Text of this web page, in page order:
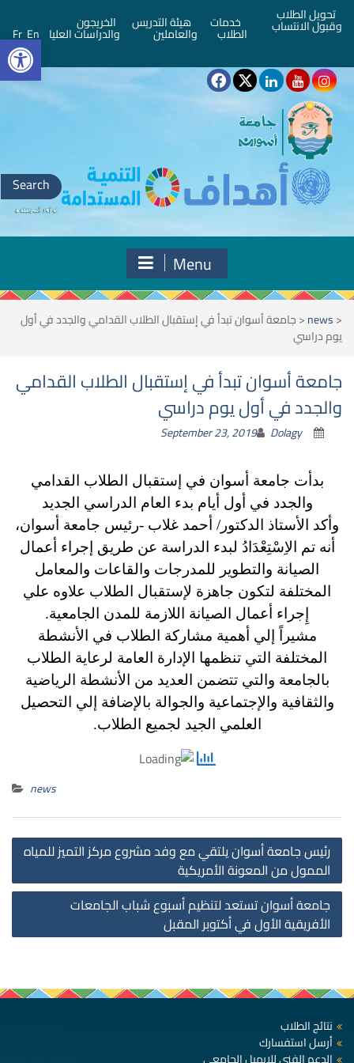
تحويل الطلاب
وقبول الانتساب خدمات
الطلاب
هيئة التدريس
والعاملين
الخريجون
والدراسات العليا En
Fr
Search
for:
Menu
<
news
<جامعة أسوان تبدأ في إستقبال الطلاب القدامي والجدد في أول
يوم دراسي
جامعة أسوان تبدأ في إستقبال الطلاب القدامي
والجدد في أول يوم دراسي
September 23, 2019 Dolagy
بدأت جامعة أسوان في إستقبال الطلاب القدامي
والجدد في أول أيام بدء العام الدراسي الجديد
وأكد الأستاذ الدكتور/ أحمد غلاب -رئيس جامعة أسوان،
أنه تم الاِسْتِعْدَادُ لبدء الدراسة عن طريق إجراء أعمال
الصيانة والتطوير للمدرجات والقاعات والمعامل
المختلفة لتكون جاهزة لإستقبال الطلاب علاوه علي
إِجراء أعمال الصيانة اللازمة للمدن الجامعية.
مشيراً إلي أهمية مشاركة الطلاب في الأنشطة
المختلفة التي تنظمها الإدارة العامة لرعاية الطلاب
بالجامعة والتي تتضمن العديد من الأنشطة الرياضية
والثقافية والإجتماعية والجوالة بالإضافة إلي التحصيل
العلمي الجيد لجميع الطلاب.
news
رئيس جامعة أسوان يلتقي مع وفد مشروع مركز التميز للمياه
الممول من المعونة الأمريكية
جامعة أسوان تستعد لتنظيم أسبوع شباب الجامعات
الأفريقية الأول في أكتوبر المقبل
نتائج الطلاب
أرسل استفسارك
الدعم الفني للإيميل الجامعي